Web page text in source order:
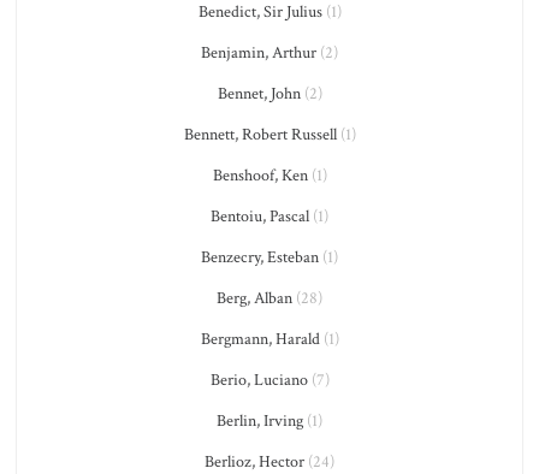
Benedict, Sir Julius(1)
Benjamin, Arthur (2)
Bennet, John(2)
Bennett, Robert Russell(1)
Benshoof, Ken(1)
Bentoiu, Pascal (1)
Benzecry, Esteban (1)
Berg, Alban (28)
Bergmann, Harald(1)
Berio, Luciano(7)
Berlin, Irving (1)
Berlioz, Hector (24)